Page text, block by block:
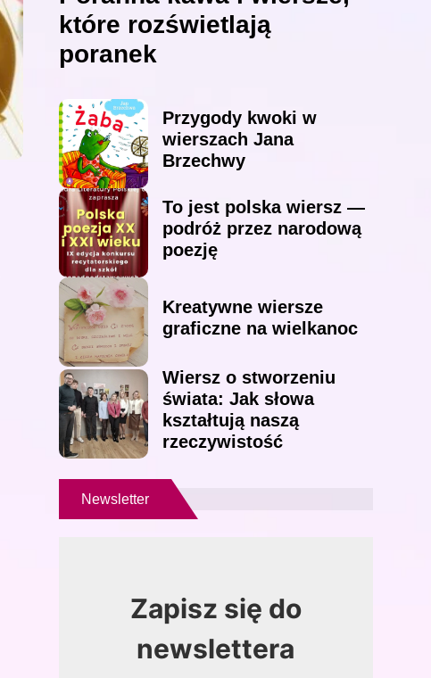
które rozświetlają
poranek
Przygody kwoki w
wierszach Jana
Brzechwy
To jest polska wiersz —
podróż przez narodową
poezję
Kreatywne wiersze
graficzne na wielkanoc
Wiersz o stworzeniu
świata: Jak słowa
kształtują naszą
rzeczywistość
Newsletter
Zapisz się do
newslettera